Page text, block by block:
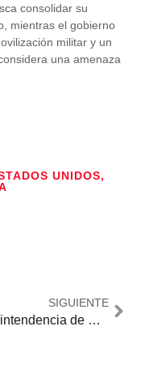
consolidar su
mientras el gobierno
militar y un
una amenaza
UNIDOS,
SIGUIENTE
Superintendencia de Salud designa nuevos interventores en tres EPS